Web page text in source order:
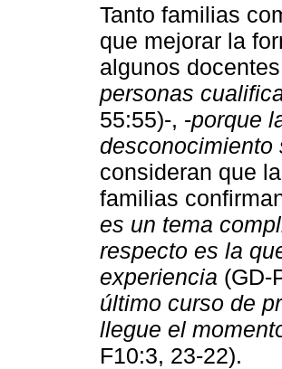
Tanto familias
que mejorar la
algunos
personas
55:55)-, -porque
desconocimiento
consideran que
familias
es un tema
respecto es la
experiencia (GD-
último curso de
llegue el
F10:3, 23-22).